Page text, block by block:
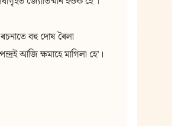
বহু দোষ ৰৈলা
আজি ক্ষমাহে মাগিলা হেʼ।